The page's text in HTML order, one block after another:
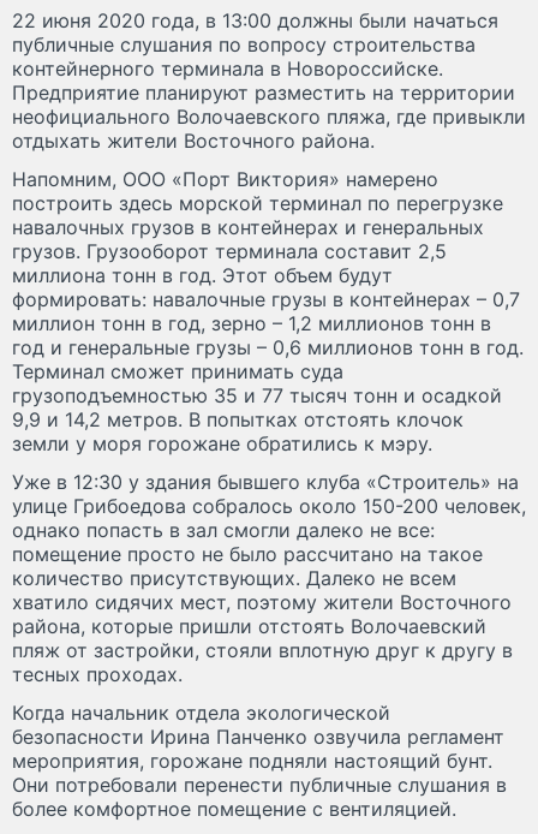
22 июня 2020 года, в 13:00 должны были начаться
публичные слушания по вопросу строительства
контейнерного терминала в Новороссийске.
Предприятие планируют разместить на территории
неофициального Волочаевского пляжа, где привыкли
отдыхать жители Восточного района.
Напомним, ООО «Порт Виктория» намерено
построить здесь морской терминал по перегрузке
навалочных грузов в контейнерах и генеральных
грузов. Грузооборот терминала составит 2,5
миллиона тонн в год. Этот объем будут
формировать: навалочные грузы в контейнерах – 0,7
миллион тонн в год, зерно – 1,2 миллионов тонн в
год и генеральные грузы – 0,6 миллионов тонн в год.
Терминал сможет принимать суда
грузоподъемностью 35 и 77 тысяч тонн и осадкой
9,9 и 14,2 метров. В попытках отстоять клочок
земли у моря горожане обратились к мэру.
Уже в 12:30 у здания бывшего клуба «Строитель» на
улице Грибоедова собралось около 150-200 человек,
однако попасть в зал смогли далеко не все:
помещение просто не было рассчитано на такое
количество присутствующих. Далеко не всем
хватило сидячих мест, поэтому жители Восточного
района, которые пришли отстоять Волочаевский
пляж от застройки, стояли вплотную друг к другу в
тесных проходах.
Когда начальник отдела экологической
безопасности Ирина Панченко озвучила регламент
мероприятия, горожане подняли настоящий бунт.
Они потребовали перенести публичные слушания в
более комфортное помещение с вентиляцией.